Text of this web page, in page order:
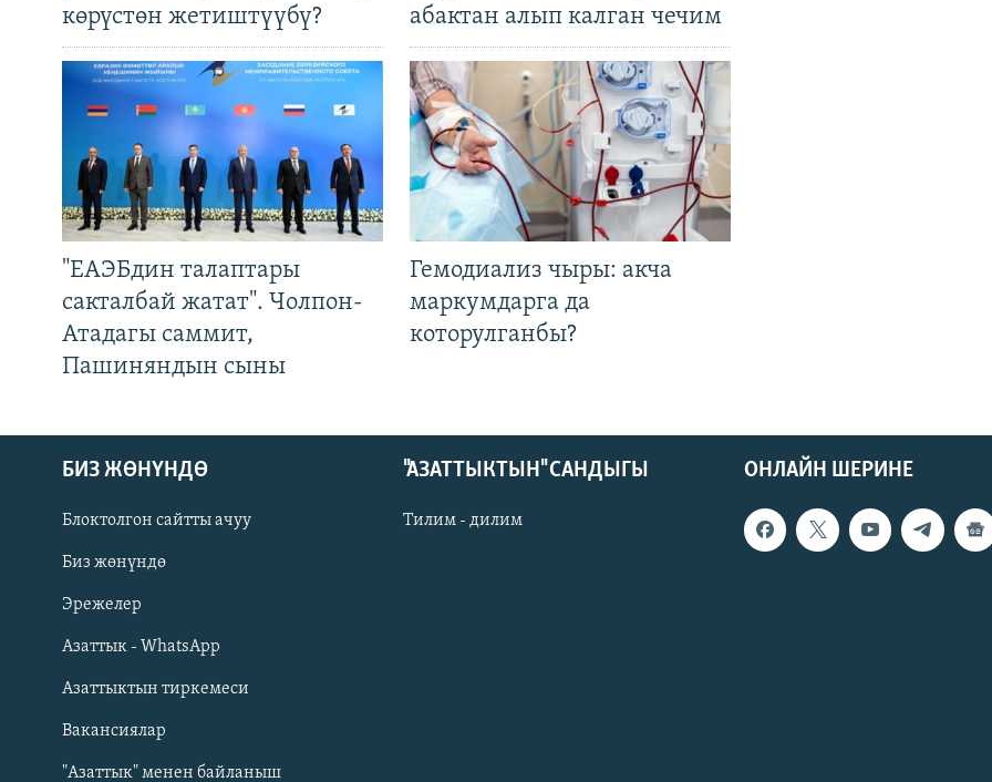
Русский
ОНЛАЙН ШЕРИНЕ
көрүстөн жетиштүүбү?
абактан алып калган чечим
"ЕАЭБдин талаптары
сакталбай жатат". Чолпон-
Атадагы саммит,
Пашиняндын сыны
Гемодиализ чыры: акча
маркумдарга да
которулганбы?
ОНЛАЙН ШЕРИНЕ
БИЗ ЖӨНҮНДӨ
Блоктолгон сайтты ачуу
Биз жөнүндө
Эрежелер
Азаттык - WhatsApp
Азаттыктын тиркемеси
Вакансиялар
"Азаттык" менен байланыш
"АЗАТТЫКТЫН" САНДЫГЫ
Тилим - дилим